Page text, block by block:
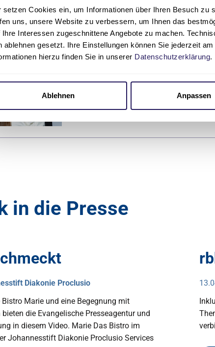
setzen Cookies ein, um Informationen über Ihren Besuch zu
uns, unsere Website zu verbessern, um Ihnen das
Ihre Interessen zugeschnittene Angebote zu machen.
ablehnen gesetzt. Ihre Einstellungen können Sie jederzeit
hierzu finden Sie in unserer Datenschutzerklärung.
Ablehnen Anpassen
Lilian Rimkus
Johannesstift Diakonie | Zentrale
Nur für Medienanfragen.
in die Presse
Diakonie Proclusio
Marie und eine Begegnung mit
die Evangelische Presseagentur und
in diesem Video. Marie Das Bistro im
Johannesstift Diakonie Proclusio Services